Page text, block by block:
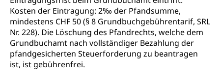
Kosten der Eintragung: 2‰ der Pfandsumme,
mindestens CHF 50 (§ 8 Grundbuchgebührentarif, SRL
Nr. 228). Die Löschung des Pfandrechts, welche dem
Grundbuchamt nach vollständiger Bezahlung der
pfandgesicherten Steuerforderung zu beantragen
ist, ist gebührenfrei.